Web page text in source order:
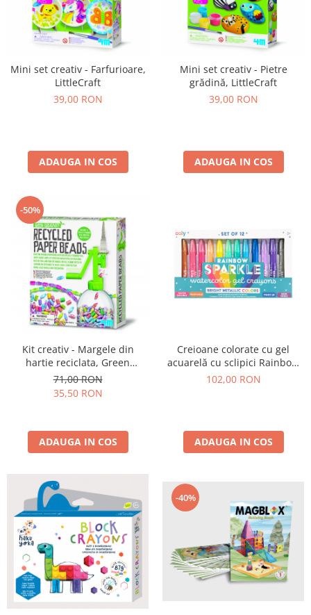
Jucarii dentitie
Jucarii Senzoriale
Teatru de papusi
Umbrele
Stilouri
Tempera și acuarele
Mini set creativ - Farfurioare,
LittleCraft
39,00 RON
ADAUGA IN COS
Mini set creativ - Pietre
grădină, LittleCraft
39,00 RON
ADAUGA IN COS
-50%
Kit creativ - Margele din
hartie reciclata, Green
Creativity
71,00 RON
35,50 RON
ADAUGA IN COS
Creioane colorate cu gel
acuarelă cu sclipici Rainbow
Sparkle Metallic - Set de 12
102,00 RON
ADAUGA IN COS
-40%